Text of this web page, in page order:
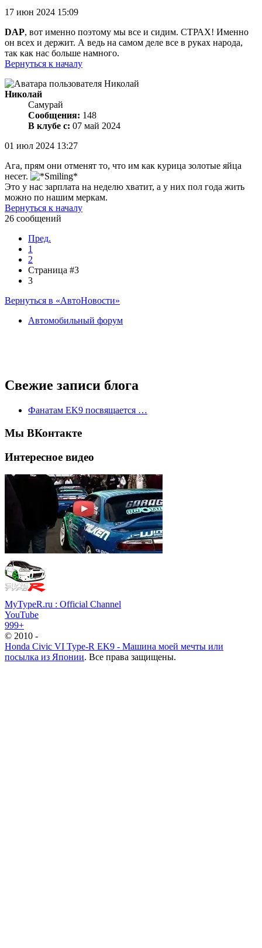
17 июн 2024 15:09
DAP, вот именно поэтому мы все и сидим. СТРАХ! Именно
он всех и держит. А ведь на самом деле все в руках народа,
так как нас больше намного.
Вернуться к началу
Николай
Самурай
Сообщения: 148
В клубе с: 07 май 2024
01 июл 2024 13:27
Ага, прям они отменят то, что им как курица золотые яйца
несет.
Это у нас зарплата на неделю хватит, а у них пол года жить
можно по нашим меркам.
Вернуться к началу
26 сообщений
Пред.
1
2
Страница #3
3
Вернуться в «АвтоНовости»
Автомобильный форум
Свежие записи блога
Фанатам EK9 посвящается …
Мы ВКонтакте
Интересное видео
MyTypeR.ru : Official Channel
YouTube
999+
© 2010 -
Honda Civic VI Type-R EK9 - Машина моей мечты или
посылка из Японии. Все права защищены.